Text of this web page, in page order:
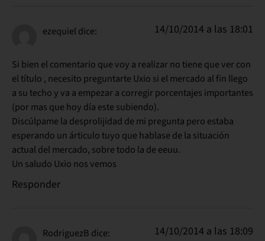
ezequiel dice: 14/10/2014 a las 18:01
Si bien el comentario que voy a realizar no tiene que ver con
el título , necesito preguntarte Uxio si el mercado al fin llego
a su techo y va a empezar a corregir porcentajes importantes
(por mas que hoy día este subiendo).
Discúlpame la desprolijidad de mi pregunta pero estaba
esperando un árticulo tuyo que hablase de la situación
actual del mercado, sobre todo la de eeuu.
Un saludo Uxio nos vemos
Responder
RodriguezB dice: 14/10/2014 a las 18:09